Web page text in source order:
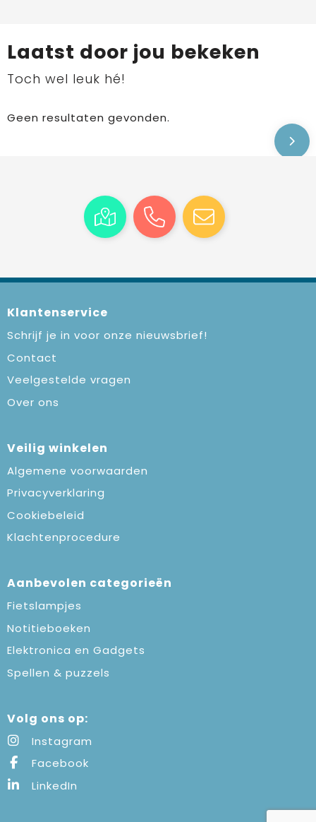
Laatst door jou bekeken
Toch wel leuk hé!
Geen resultaten gevonden.
Klantenservice
Schrijf je in voor onze nieuwsbrief!
Contact
Veelgestelde vragen
Over ons
Veilig winkelen
Algemene voorwaarden
Privacyverklaring
Cookiebeleid
Klachtenprocedure
Aanbevolen categorieën
Fietslampjes
Notitieboeken
Elektronica en Gadgets
Spellen & puzzels
Volg ons op:
Instagram
Facebook
LinkedIn